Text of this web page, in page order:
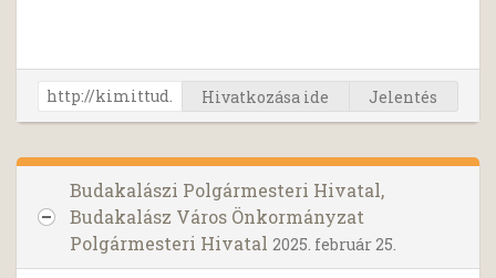
Hivatkozása ide Jelentés
Budakalászi Polgármesteri Hivatal,
Budakalász Város Önkormányzat
Polgármesteri Hivatal 2025. február 25.